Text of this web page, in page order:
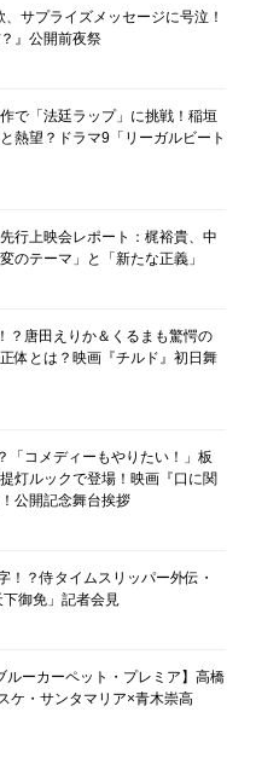
サプライズメッセージに号泣！
』公開前夜祭
で「法廷ラップ」に挑戦！稲垣
熱望？ドラマ9「リーガルビート
行上映会レポート：梶裕貴、中
のテーマ」と「新たな正義」
？唐田えりか＆くるまも驚愕の
体とは？映画『チルド』初日舞
「コメディーもやりたい！」板
灯ルックで登場！映画『口に関
公開記念舞台挨拶
！？侍タイムスリッパー外伝・
御免」記者会見
ルーカーペット・プレミア】高橋
ケ・サンタマリア×青木崇高